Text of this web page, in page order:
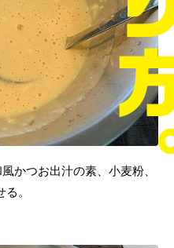
かつお出汁の素、小麦粉、
。